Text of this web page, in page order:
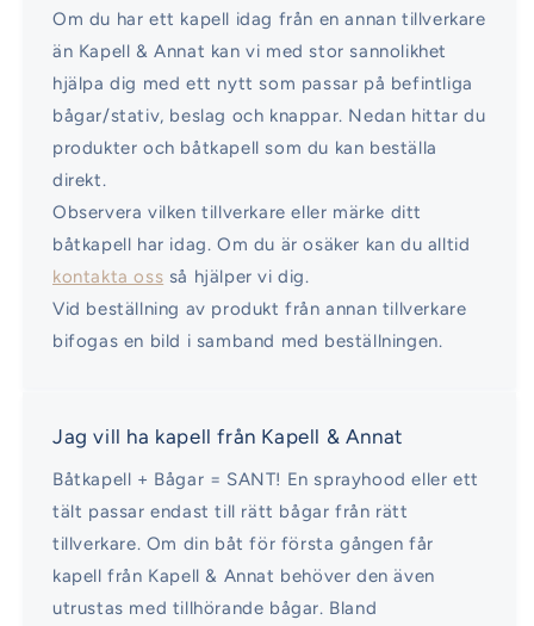
Om du har ett kapell idag från en annan tillverkare
än Kapell & Annat kan vi med stor sannolikhet
hjälpa dig med ett nytt som passar på befintliga
bågar/stativ, beslag och knappar. Nedan hittar du
produkter och båtkapell som du kan beställa
direkt.
Observera vilken tillverkare eller märke ditt
båtkapell har idag. Om du är osäker kan du alltid
kontakta oss så hjälper vi dig.
Vid beställning av produkt från annan tillverkare
bifogas en bild i samband med beställningen.
Jag vill ha kapell från Kapell & Annat
Båtkapell + Bågar = SANT! En sprayhood eller ett
tält passar endast till rätt bågar från rätt
tillverkare. Om din båt för första gången får
kapell från Kapell & Annat behöver den även
utrustas med tillhörande bågar. Bland